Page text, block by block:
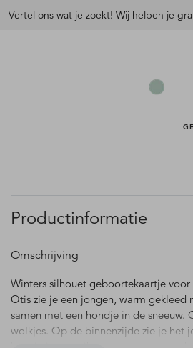
Vertel ons wat je zoekt! Wij helpen je
Productinformatie
Omschrijving
Winters silhouet geboortekaartje
Otis zie je een jongen, warm gekleed
samen met een hondje in de sneeuw.
wolkjes. Op de binnenzijde zie je het